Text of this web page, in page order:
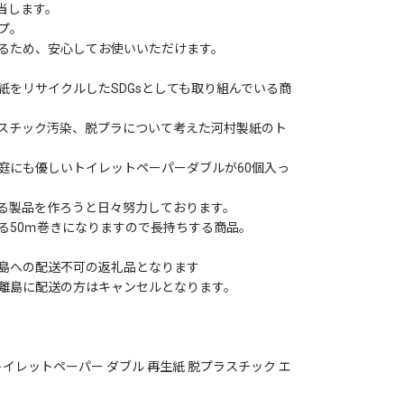
ます。
。
め、安心してお使いいただけます。
リサイクルしたSDGsとしても取り組んでいる商
チック汚染、脱プラについて考えた河村製紙のト
にも優しいトイレットペーパーダブルが60個入っ
品を作ろうと日々努力しております。
ｍ巻きになりますので長持ちする商品。
への配送不可の返礼品となります
に配送の方はキャンセルとなります。
レットペーパー ダブル 再生紙 脱プラスチック エ